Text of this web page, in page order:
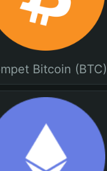
Bitcoin (BTC)